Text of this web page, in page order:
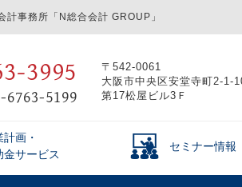
計事務所「N総合会計 GROUP」
3995
6763-5199
〒542-0061
大阪市中央区安堂寺町2-1-
第17松屋ビル3Ｆ
計画・
金サービス
セミナー情報